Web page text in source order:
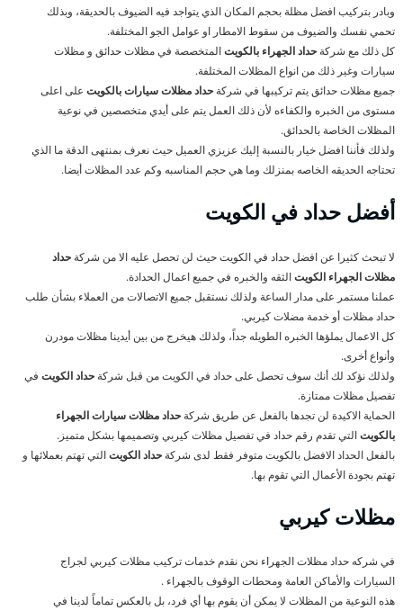
وبادر بتركيب افضل مظلة بحجم المكان الذي يتواجد فيه الضيوف بالحديقة، وبذلك
تحمي نفسك والضيوف من سقوط الامطار او عوامل الجو المختلفة.
كل ذلك مع شركة حداد الجهراء بالكويتالمتخصصة في مظلات حدائق و مظلات
سيارات وغير ذلك من انواع المظلات المختلفة.
جميع مظلات حدائق يتم تركيبها في شركة حداد مظلات سيارات بالكويت على اعلى
مستوى من الخبره والكفاءه لأن ذلك العمل يتم على أيدي متخصصين في نوعية
المظلات الخاصة بالحدائق.
ولذلك فأننا افضل خيار بالنسبة إليك عزيزي العميل حيث نعرف بمنتهى الدقة ما الذي
تحتاجه الحديقه الخاصه بمنزلك وما هي حجم المناسبه وكم عدد المظلات أيضا.
أفضل حداد في الكويت
لا تبحث كثيرا عن افضل حداد في الكويت حيث لن تحصل عليه الا من شركة حداد
مظلات الجهراء الكويتالثقه والخبره في جميع اعمال الحدادة.
عملنا مستمر على مدار الساعة ولذلك نستقبل جميع الاتصالات من العملاء بشأن طلب
حداد مظلات أو خدمة مضلات كيربي.
كل الاعمال يملؤها الخبره الطويله جداً، ولذلك هيخرج من بين أيدينا مظلات مودرن
وأنواع أخرى.
ولذلك نؤكد لك أنك سوف تحصل على حداد في الكويت من قبل شركة حداد الكويت في
تفصيل مظلات ممتازة.
الحماية الاكيدة لن تجدها بالفعل عن طريق شركة حداد مظلات سيارات الجهراء
بالكويتالتي تقدم رقم حداد في تفصيل مظلات كيربي وتصميمها بشكل متميز.
بالفعل الحداد الافضل بالكويت متوفر فقط لدى شركة حداد الكويتالتي تهتم بعملائها و
تهتم بجودة الأعمال التي تقوم بها.
مظلات كيربي
في شركه حداد مظلات الجهراء نحن نقدم خدمات تركيب مظلات كيربي لجراج
السيارات والأماكن العامة ومحطات الوقوف بالجهراء .
هذه النوعية من المظلات لا يمكن أن يقوم بها أي فرد، بل بالعكس تماماً لدينا في